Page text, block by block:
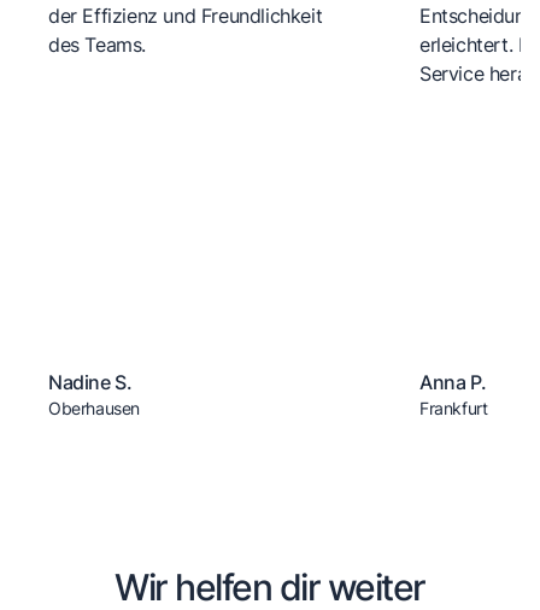
der Effizienz und Freundlichkeit
des Teams.
Nadine S.
Oberhausen
erleichtert.
Service
Anna P.
Frankfurt
Wir helfen dir weiter